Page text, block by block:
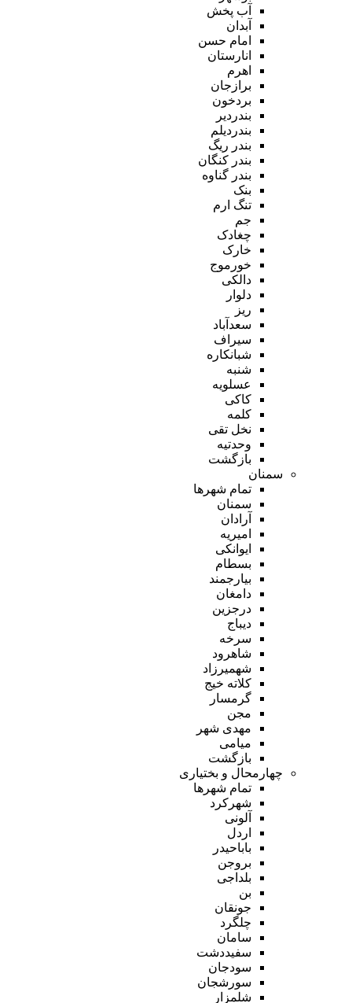
آب پخش
آبدان
امام حسن
انارستان
اهرم
برازجان
بردخون
بندردیر
بندردیلم
بندر ریگ
بندر کنگان
بندر گناوه
بنک
تنگ ارم
جم
چغادک
خارک
خورموج
دالکی
دلوار
ریز
سعدآباد
سیراف
شبانکاره
شنبه
عسلویه
کاکی
کلمه
نخل تقی
وحدتیه
بازگشت
سمنان
تمام شهر‌ها
سمنان
آرادان
امیریه
ایوانکی
بسطام
بیارجمند
دامغان
درجزین
دیباج
سرخه
شاهرود
شهمیرزاد
کلاته خیج
گرمسار
مجن
مهدی شهر
میامی
بازگشت
چهارمحال و بختیاری
تمام شهر‌ها
شهرکرد
آلونی
اردل
باباحیدر
بروجن
بلداجی
بن
جونقان
چلگرد
سامان
سفیددشت
سودجان
سورشجان
شلمزار